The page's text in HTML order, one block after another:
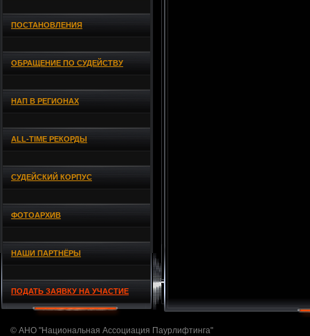
ПОСТАНОВЛЕНИЯ
ОБРАЩЕНИЕ ПО СУДЕЙСТВУ
НАП В РЕГИОНАХ
ALL-TIME РЕКОРДЫ
СУДЕЙСКИЙ КОРПУС
ФОТОАРХИВ
НАШИ ПАРТНЁРЫ
ПОДАТЬ ЗАЯВКУ НА УЧАСТИЕ
© АНО "Национальная Ассоциация Паурлифтинга"